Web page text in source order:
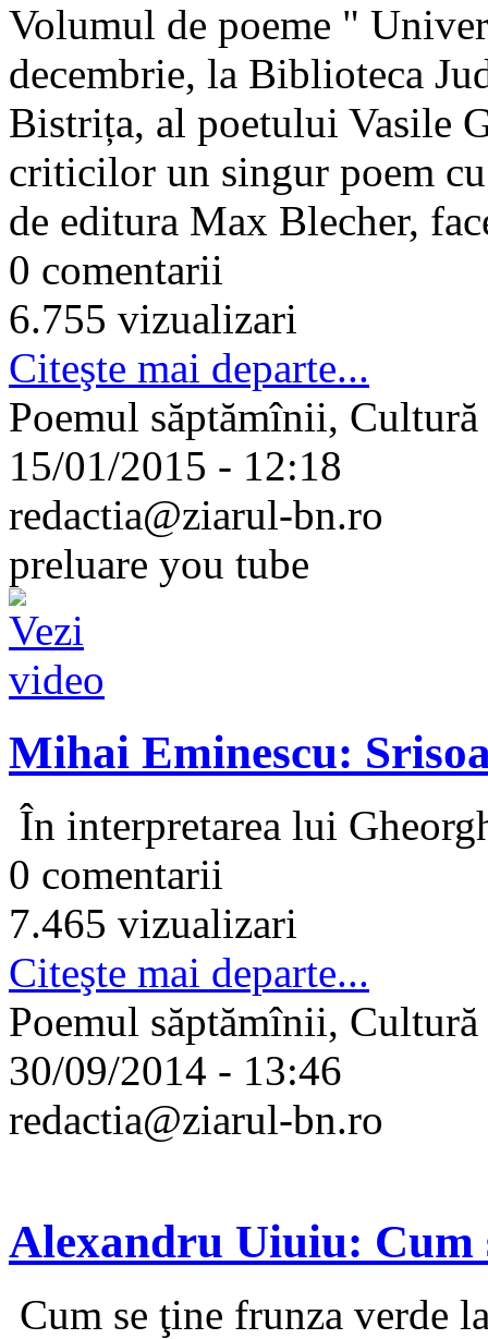
Volumul de poeme "
decembrie, la Biblioteca
Bistrița, al poetului Vasile
criticilor un singur poem
de editura Max Blecher,
0 comentarii
6.755 vizualizari
Citeşte mai departe...
Poemul săptămînii, Cultură
15/01/2015 - 12:18
redactia@ziarul-bn.ro
preluare you tube
Mihai Eminescu:
În interpretarea lui
0 comentarii
7.465 vizualizari
Citeşte mai departe...
Poemul săptămînii, Cultură
30/09/2014 - 13:46
redactia@ziarul-bn.ro
Alexandru Uiuiu: Cum
Cum se ţine frunza verde